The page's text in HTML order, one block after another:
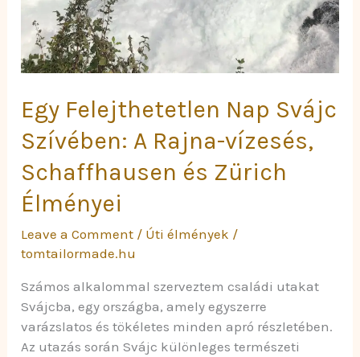
Egy Felejthetetlen Nap Svájc
Szívében: A Rajna-vízesés,
Schaffhausen és Zürich
Élményei
Leave a Comment / Úti élmények /
tomtailormade.hu
Számos alkalommal szerveztem családi utakat
Svájcba, egy országba, amely egyszerre
varázslatos és tökéletes minden apró részletében.
Az utazás során Svájc különleges természeti